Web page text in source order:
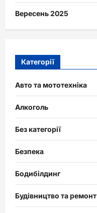
Вересень 2025
Категорії
Авто та мототехніка
Алкоголь
Без категорії
Безпека
Бодибілдинг
Будівництво та ремонт